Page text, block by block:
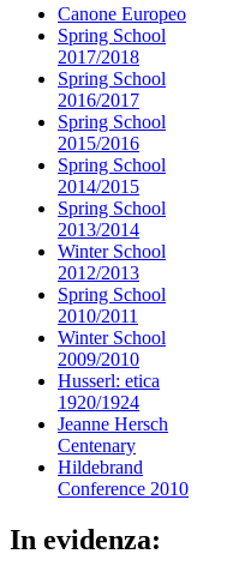
Canone Europeo
Spring School
2017/2018
Spring School
2016/2017
Spring School
2015/2016
Spring School
2014/2015
Spring School
2013/2014
Winter School
2012/2013
Spring School
2010/2011
Winter School
2009/2010
Husserl: etica
1920/1924
Jeanne Hersch
Centenary
Hildebrand
Conference 2010
In evidenza: